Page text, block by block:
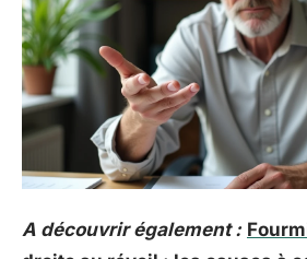
A découvrir également :